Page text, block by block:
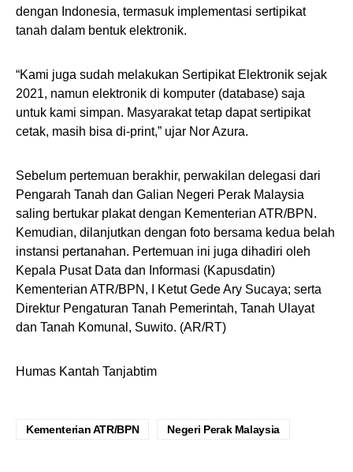
dengan Indonesia, termasuk implementasi sertipikat
tanah dalam bentuk elektronik.
“Kami juga sudah melakukan Sertipikat Elektronik sejak
2021, namun elektronik di komputer (database) saja
untuk kami simpan. Masyarakat tetap dapat sertipikat
cetak, masih bisa di-print,” ujar Nor Azura.
Sebelum pertemuan berakhir, perwakilan delegasi dari
Pengarah Tanah dan Galian Negeri Perak Malaysia
saling bertukar plakat dengan Kementerian ATR/BPN.
Kemudian, dilanjutkan dengan foto bersama kedua belah
instansi pertanahan. Pertemuan ini juga dihadiri oleh
Kepala Pusat Data dan Informasi (Kapusdatin)
Kementerian ATR/BPN, I Ketut Gede Ary Sucaya; serta
Direktur Pengaturan Tanah Pemerintah, Tanah Ulayat
dan Tanah Komunal, Suwito. (AR/RT)
Humas Kantah Tanjabtim
Kementerian ATR/BPN Negeri Perak Malaysia